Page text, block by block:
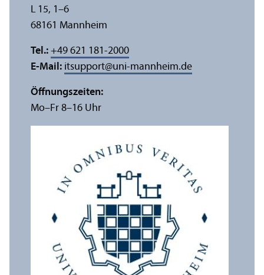
L 15, 1–6
68161 Mannheim
Tel.: +49 621 181-2000
E-Mail: itsupport@uni-mannheim.de
Öffnungs­zeiten:
Mo–Fr 8–16 Uhr